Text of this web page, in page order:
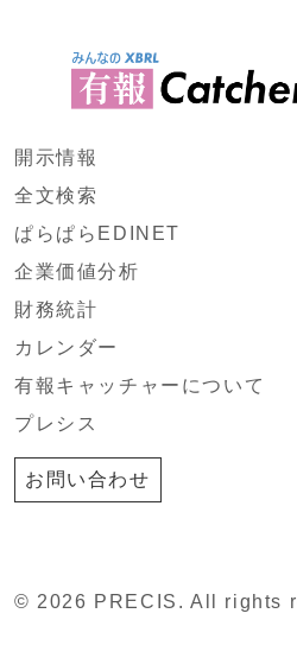
開示情報
全文検索
ぱらぱらEDINET
企業価値分析
財務統計
カレンダー
有報キャッチャーについて
プレシス
お問い合わせ
© 2026 PRECIS. All rights